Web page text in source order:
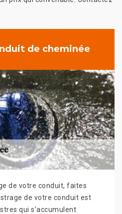
de cheminée
de votre conduit, faites
de votre conduit est
qui s’accumulent